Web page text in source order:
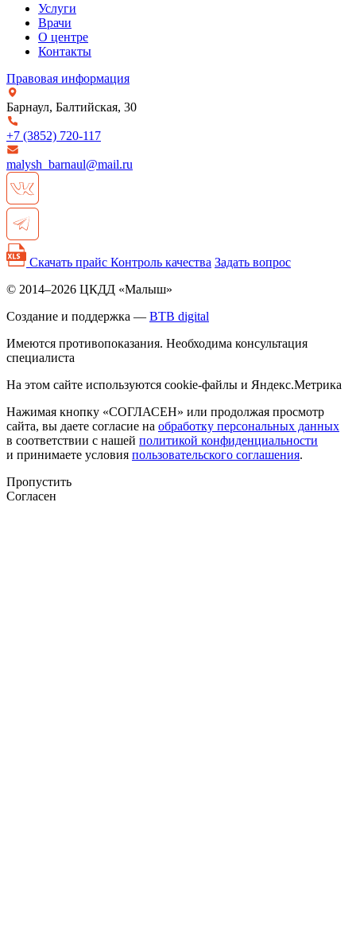
Услуги
Врачи
О центре
Контакты
Правовая информация
Барнаул, Балтийская, 30
+7 (3852) 720-117
malysh_barnaul@mail.ru
Скачать прайс Контроль качества Задать вопрос
© 2014–2026 ЦКДД «Малыш»
Создание и поддержка — BTB digital
Имеются противопоказания. Необходима консультация
специалиста
На этом сайте используются cookie-файлы и Яндекс.Метрика
Нажимая кнопку «СОГЛАСЕН» или продолжая просмотр
сайта, вы даете согласие на обработку персональных данных
в соответствии с нашей политикой конфиденциальности
и принимаете условия пользовательского соглашения.
Пропустить
Согласен